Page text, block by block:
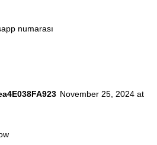
numarası
November 25, 2024 at